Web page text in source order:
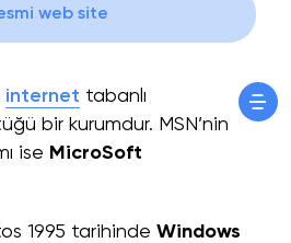
internet tabanlı
bir kurumdur. MSN’nin
ise MicroSoft
1995 tarihinde Windows
web site